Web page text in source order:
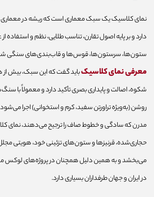
نمای کلاسیک یک سبک معماری است که ریشه در معماری
دارد و بر پایه اصول تقارن، تناسب طلایی، نظم و استفاده از
ستون‌ها، سرستون‌ها، قوس‌ها و قاب‌بندی‌های سنگی
معرفی نمای کلاسیکباید گفت که این سبک، بیش از
شکوه، اصالت و پایداری بصری تأکید دارد و معمولاً با
روشن (به‌ویژه تراورتن سفید، کرم و استخوانی) اجرا
مدرن که سادگی و خطوط صاف را ترجیح می‌دهند، نمای
حجاری‌شده، قرنیزها و ستون‌های تزئینی خود، هویتی
می‌بخشد و به همین دلیل همچنان در پروژه‌های لوکس
در ایران و جهان طرفداران بسیاری دارد.